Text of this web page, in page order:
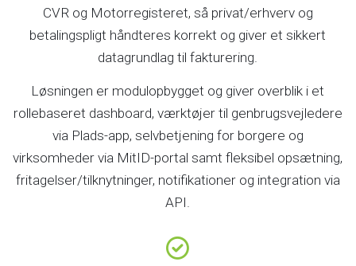
CVR og Motorregisteret, så privat/erhverv og
betalingspligt håndteres korrekt og giver et sikkert
datagrundlag til fakturering.
Løsningen er modulopbygget og giver overblik i et
rollebaseret dashboard, værktøjer til genbrugsvejledere
via Plads-app, selvbetjening for borgere og
virksomheder via MitID-portal samt fleksibel opsætning,
fritagelser/tilknytninger, notifikationer og integration via
API.